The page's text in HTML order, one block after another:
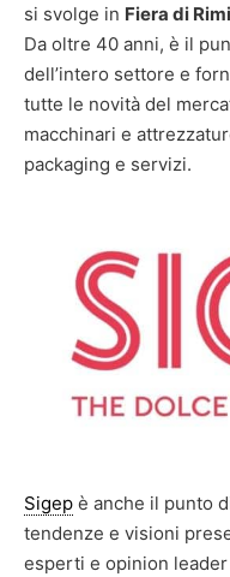
si svolge in Fiera di
Da oltre 40 anni, è il
dell’intero settore e
tutte le novità del
macchinari e
packaging e servizi.
Sigep è anche il punto
tendenze e visioni
esperti e opinion